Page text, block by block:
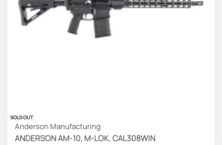
SOLD OUT
Anderson Manufacturing
ANDERSON AM-10, M-LOK, CAL308WIN